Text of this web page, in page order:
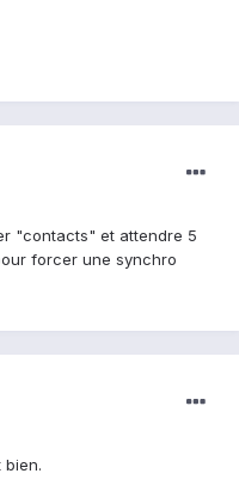
"contacts" et attendre 5
forcer une synchro
bien.